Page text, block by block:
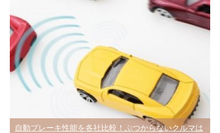
自動ブレーキ性能を各社比較！ぶつからないクルマは